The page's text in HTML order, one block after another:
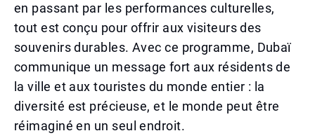
en passant par les performances culturelles,
tout est conçu pour offrir aux visiteurs des
souvenirs durables. Avec ce programme, Dubaï
communique un message fort aux résidents de
la ville et aux touristes du monde entier : la
diversité est précieuse, et le monde peut être
réimaginé en un seul endroit.